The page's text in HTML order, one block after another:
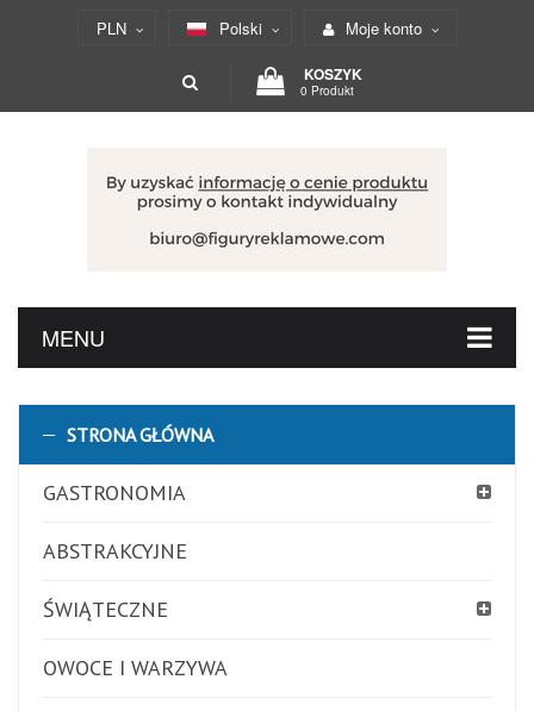
PLN Polski Moje konto
KOSZYK
0 Produkt
MENU
STRONA GŁÓWNA
GASTRONOMIA
ABSTRAKCYJNE
ŚWIĄTECZNE
OWOCE I WARZYWA